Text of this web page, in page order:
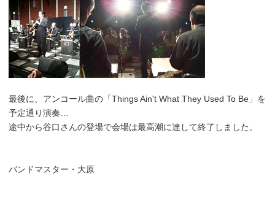
最後に、アンコール曲の「Things Ain't What They Used To Be」を
予定通り演奏…
途中から谷口さんの登場で会場は最高潮に達して終了しました。
バンドマスター・大原